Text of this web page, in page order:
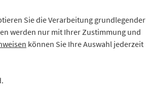
Backstube.
Sie die Verarbeitung grundlegender
werden nur mit Ihrer Zustimmung und
können Sie Ihre Auswahl jederzeit